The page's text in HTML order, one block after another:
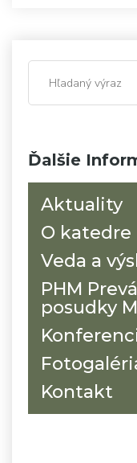
Ďalšie
Aktuality
O katedre
Veda a
PHM
posudky
Kontakt